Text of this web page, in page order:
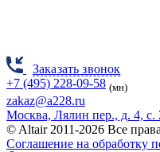
Заказать звонок
+7 (495) 228-09-58 (мн)
zakaz@a228.ru
Москва, Лялин пер., д. 4, с.
© Altair 2011-2026 Все
Соглашение на обработку